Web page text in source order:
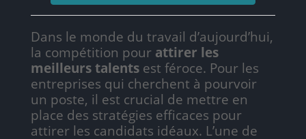
Dans le monde du travail d’aujourd’hui,
la compétition pour attirer les
meilleurs talentsest féroce. Pour les
entreprises qui cherchent à pourvoir
un poste, il est crucial de mettre en
place des stratégies efficaces pour
attirer les candidats idéaux. L’une de